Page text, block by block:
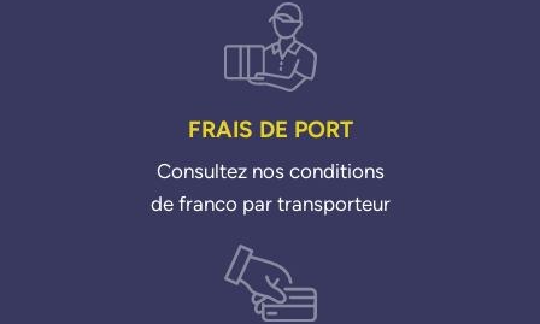
FRAIS DE PORT
Consultez nos conditions
de franco par transporteur